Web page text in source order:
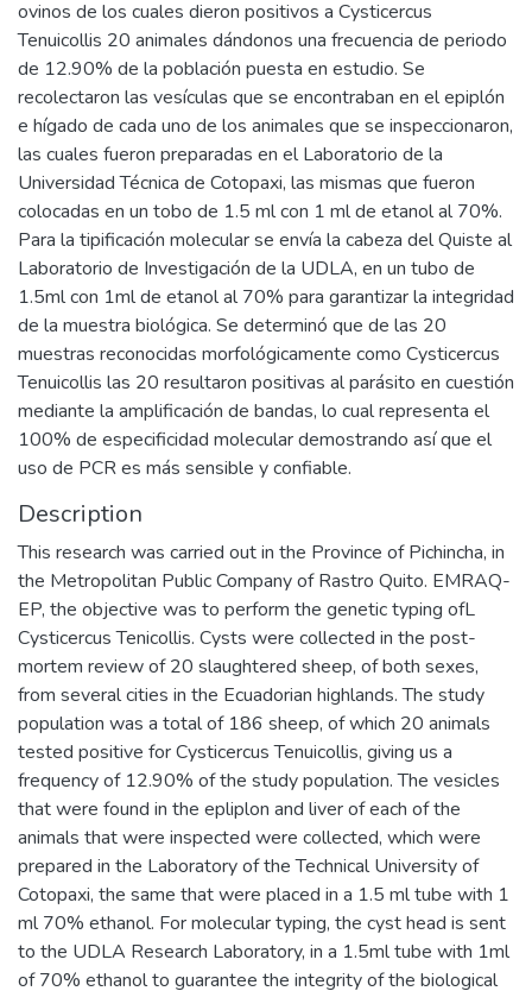
ovinos de los cuales dieron positivos a Cysticercus
Tenuicollis 20 animales dándonos una frecuencia de periodo
de 12.90% de la población puesta en estudio. Se
recolectaron las vesículas que se encontraban en el epiplón
e hígado de cada uno de los animales que se inspeccionaron,
las cuales fueron preparadas en el Laboratorio de la
Universidad Técnica de Cotopaxi, las mismas que fueron
colocadas en un tobo de 1.5 ml con 1 ml de etanol al 70%.
Para la tipificación molecular se envía la cabeza del Quiste al
Laboratorio de Investigación de la UDLA, en un tubo de
1.5ml con 1ml de etanol al 70% para garantizar la integridad
de la muestra biológica. Se determinó que de las 20
muestras reconocidas morfológicamente como Cysticercus
Tenuicollis las 20 resultaron positivas al parásito en cuestión
mediante la amplificación de bandas, lo cual representa el
100% de especificidad molecular demostrando así que el
uso de PCR es más sensible y confiable.
Description
This research was carried out in the Province of Pichincha, in
the Metropolitan Public Company of Rastro Quito. EMRAQ-
EP, the objective was to perform the genetic typing ofL
Cysticercus Tenicollis. Cysts were collected in the post-
mortem review of 20 slaughtered sheep, of both sexes,
from several cities in the Ecuadorian highlands. The study
population was a total of 186 sheep, of which 20 animals
tested positive for Cysticercus Tenuicollis, giving us a
frequency of 12.90% of the study population. The vesicles
that were found in the epliplon and liver of each of the
animals that were inspected were collected, which were
prepared in the Laboratory of the Technical University of
Cotopaxi, the same that were placed in a 1.5 ml tube with 1
ml 70% ethanol. For molecular typing, the cyst head is sent
to the UDLA Research Laboratory, in a 1.5ml tube with 1ml
of 70% ethanol to guarantee the integrity of the biological